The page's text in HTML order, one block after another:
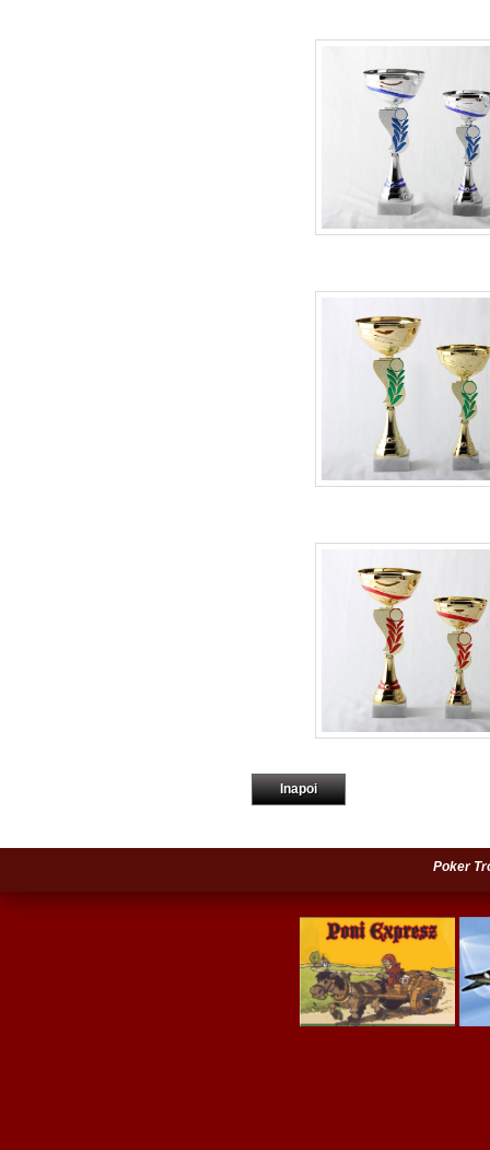
Inapoi
Poker